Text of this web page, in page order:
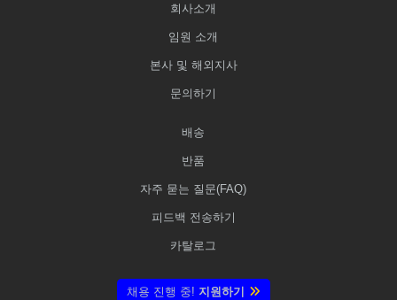
회사소개
임원 소개
본사 및 해외지사
문의하기
배송
반품
자주 묻는 질문(FAQ)
피드백 전송하기
카탈로그
채용 진행 중! 지원하기